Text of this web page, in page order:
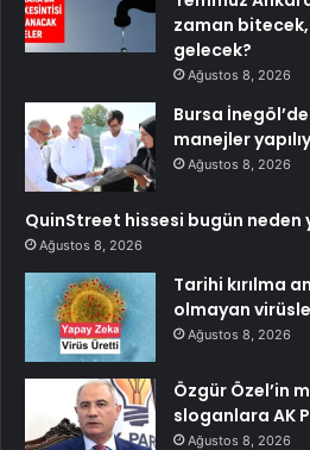
zaman
gelecek?
Ağustos 8, 2026
Bursa
manejler
Ağustos 8, 2026
QuinStreet hissesi bugün neden
Ağustos 8, 2026
Tarihi kırılma
olmayan
Ağustos 8, 2026
Özgür Özel’in
sloganlara AK
Ağustos 8, 2026